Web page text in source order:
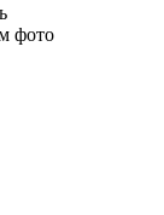
фото